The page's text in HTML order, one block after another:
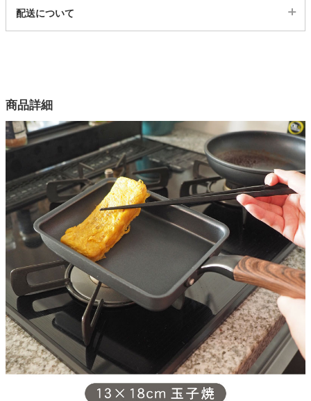
家電・照明器具
インテリア雑貨
ガーデン
タワー
21000247
1色
本体
アルミニウム合金
はり底
ステンレス（クロム16％）
底の厚さ
2.5mm(はり底含む)
ハンドル
フェノール樹脂(耐熱温度250℃)
内面
フッ素樹脂塗膜加工
外面
配送について
商品詳細